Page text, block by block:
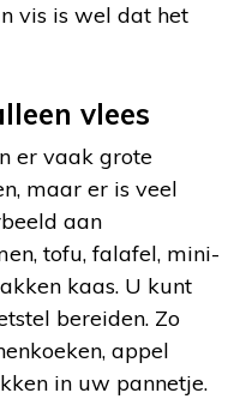
vis is wel dat het
vlees
er vaak grote
maar er is veel
aan
tofu, falafel, mini-
kaas. U kunt
bereiden. Zo
appel
in uw pannetje.